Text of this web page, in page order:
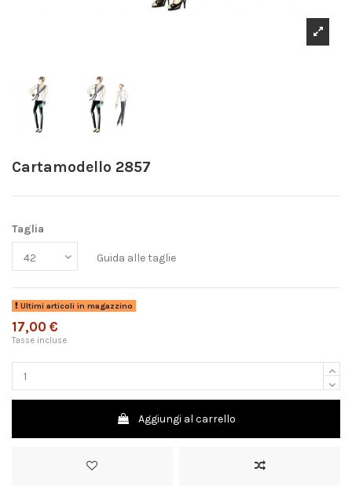
Cartamodello 2857
Taglia
Guida alle taglie
Ultimi articoli in magazzino
17,00 €
Tasse incluse
Aggiungi al carrello